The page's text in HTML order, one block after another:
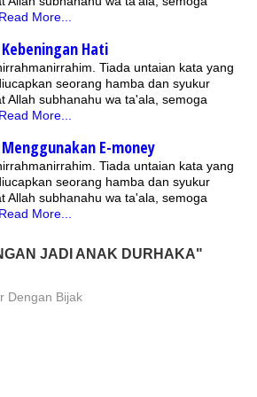
Read More...
Hati
Tiada untaian kata yang
seorang hamba dan syukur
Allah subhanahu wa ta'ala, semoga
Read More...
E-money
Tiada untaian kata yang
seorang hamba dan syukur
Allah subhanahu wa ta'ala, semoga
Read More...
JADI ANAK DURHAKA"
Dengan Bijak